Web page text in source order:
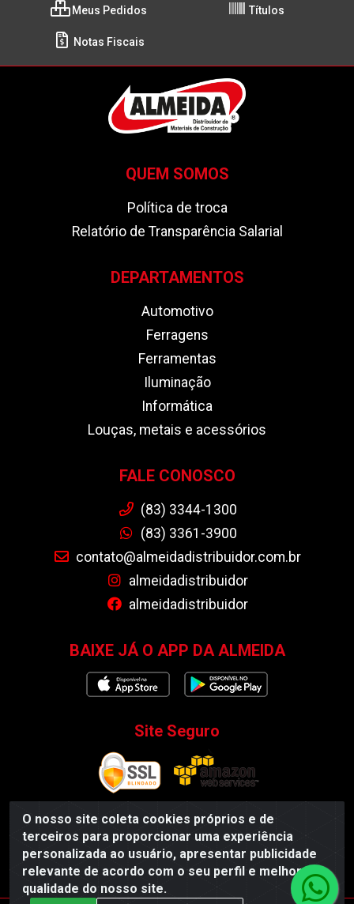
O nosso site coleta cookies próprios e de
terceiros para proporcionar uma experiência
personalizada ao usuário, apresentar publicidade
relevante de acordo com o seu perfil e melhorar a
qualidade do nosso site.
Meus Pedidos Títulos
Notas Fiscais
QUEM SOMOS
Política de troca
Relatório de Transparência Salarial
DEPARTAMENTOS
Automotivo
Ferragens
Ferramentas
Iluminação
Informática
Louças, metais e acessórios
FALE CONOSCO
(83) 3344-1300
(83) 3361-3900
contato@almeidadistribuidor.com.br
almeidadistribuidor
almeidadistribuidor
BAIXE JÁ O APP DA ALMEIDA
Site Seguro
Almeida Distribuidor - Rodovia BR 104, S/N, Centro -
Esperança/PB - CEP 58135-000 - CNPJ 35.419.548/0001-55